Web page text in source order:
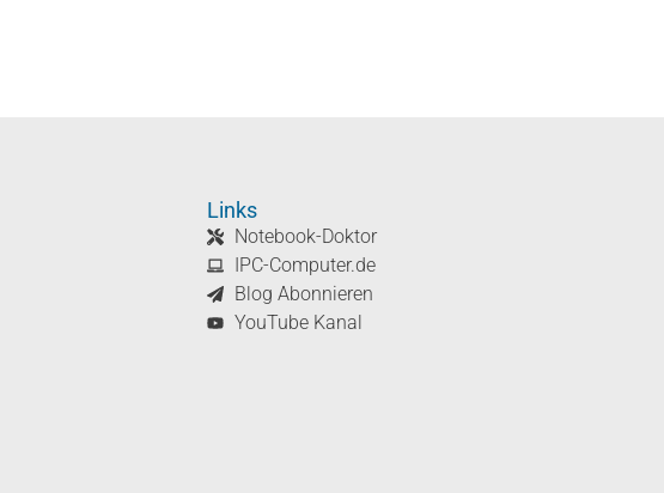
Links
Notebook-Doktor
IPC-Computer.de
Blog Abonnieren
YouTube Kanal